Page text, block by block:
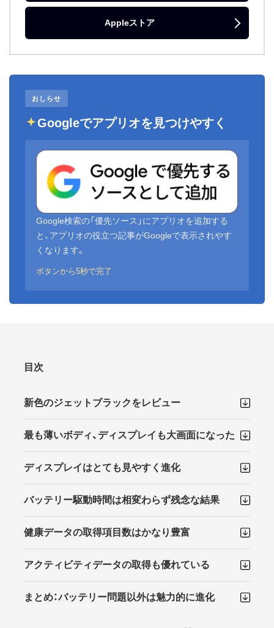
Appleストア
おしらせ
Googleでアプリオを見つけやすく
Google検索の「優先ソース」にアプリオを追加する
と、アプリオの役立つ記事がGoogleで表示されやす
くなります。
ボタンから5秒で完了
目次
新色のジェットブラックをレビュー
最も薄いボディ、ディスプレイも大画面になった
ディスプレイはとても見やすく進化
バッテリー駆動時間は相変わらず残念な結果
健康データの取得項目数はかなり豊富
アクティビティデータの取得も優れている
まとめ：バッテリー問題以外は魅力的に進化